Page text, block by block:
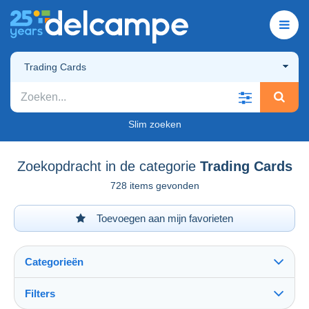
Trading Cards
Slim zoeken
Zoekopdracht in de categorie Trading Cards
728 items gevonden
Toevoegen aan mijn favorieten
Categorieën
Filters